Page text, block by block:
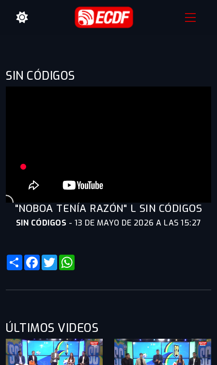
SIN CÓDIGOS
"NOBOA TENÍA RAZÓN" L SIN CÓDIGOS
SIN CÓDIGOS - 13 DE MAYO DE 2026 A LAS 15:27
ShareFacebook
Twitter
ÚLTIMOS VIDEOS